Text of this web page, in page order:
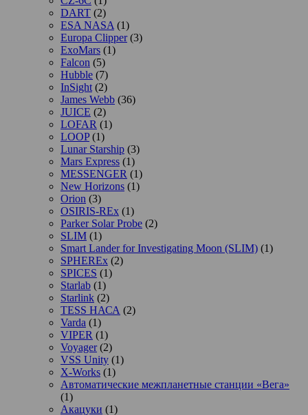
DART (2)
ESA NASA (1)
Europa Clipper(3)
ExoMars (1)
Falcon (5)
Hubble (7)
InSight (2)
James Webb (36)
JUICE (2)
LOFAR (1)
LOOP(1)
Lunar Starship (3)
Mars Express (1)
MESSENGER (1)
New Horizons (1)
Orion (3)
OSIRIS-REx (1)
Parker Solar Probe (2)
SLIM (1)
Smart Lander for Investigating Moon (SLIM) (1)
SPHEREx (2)
SPICES (1)
Starlab (1)
Starlink (2)
TESS НАСА (2)
Varda (1)
VIPER (1)
Voyager(2)
VSS Unity (1)
X-Works (1)
Автоматические межпланетные станции «Вега»
(1)
Акацуки (1)